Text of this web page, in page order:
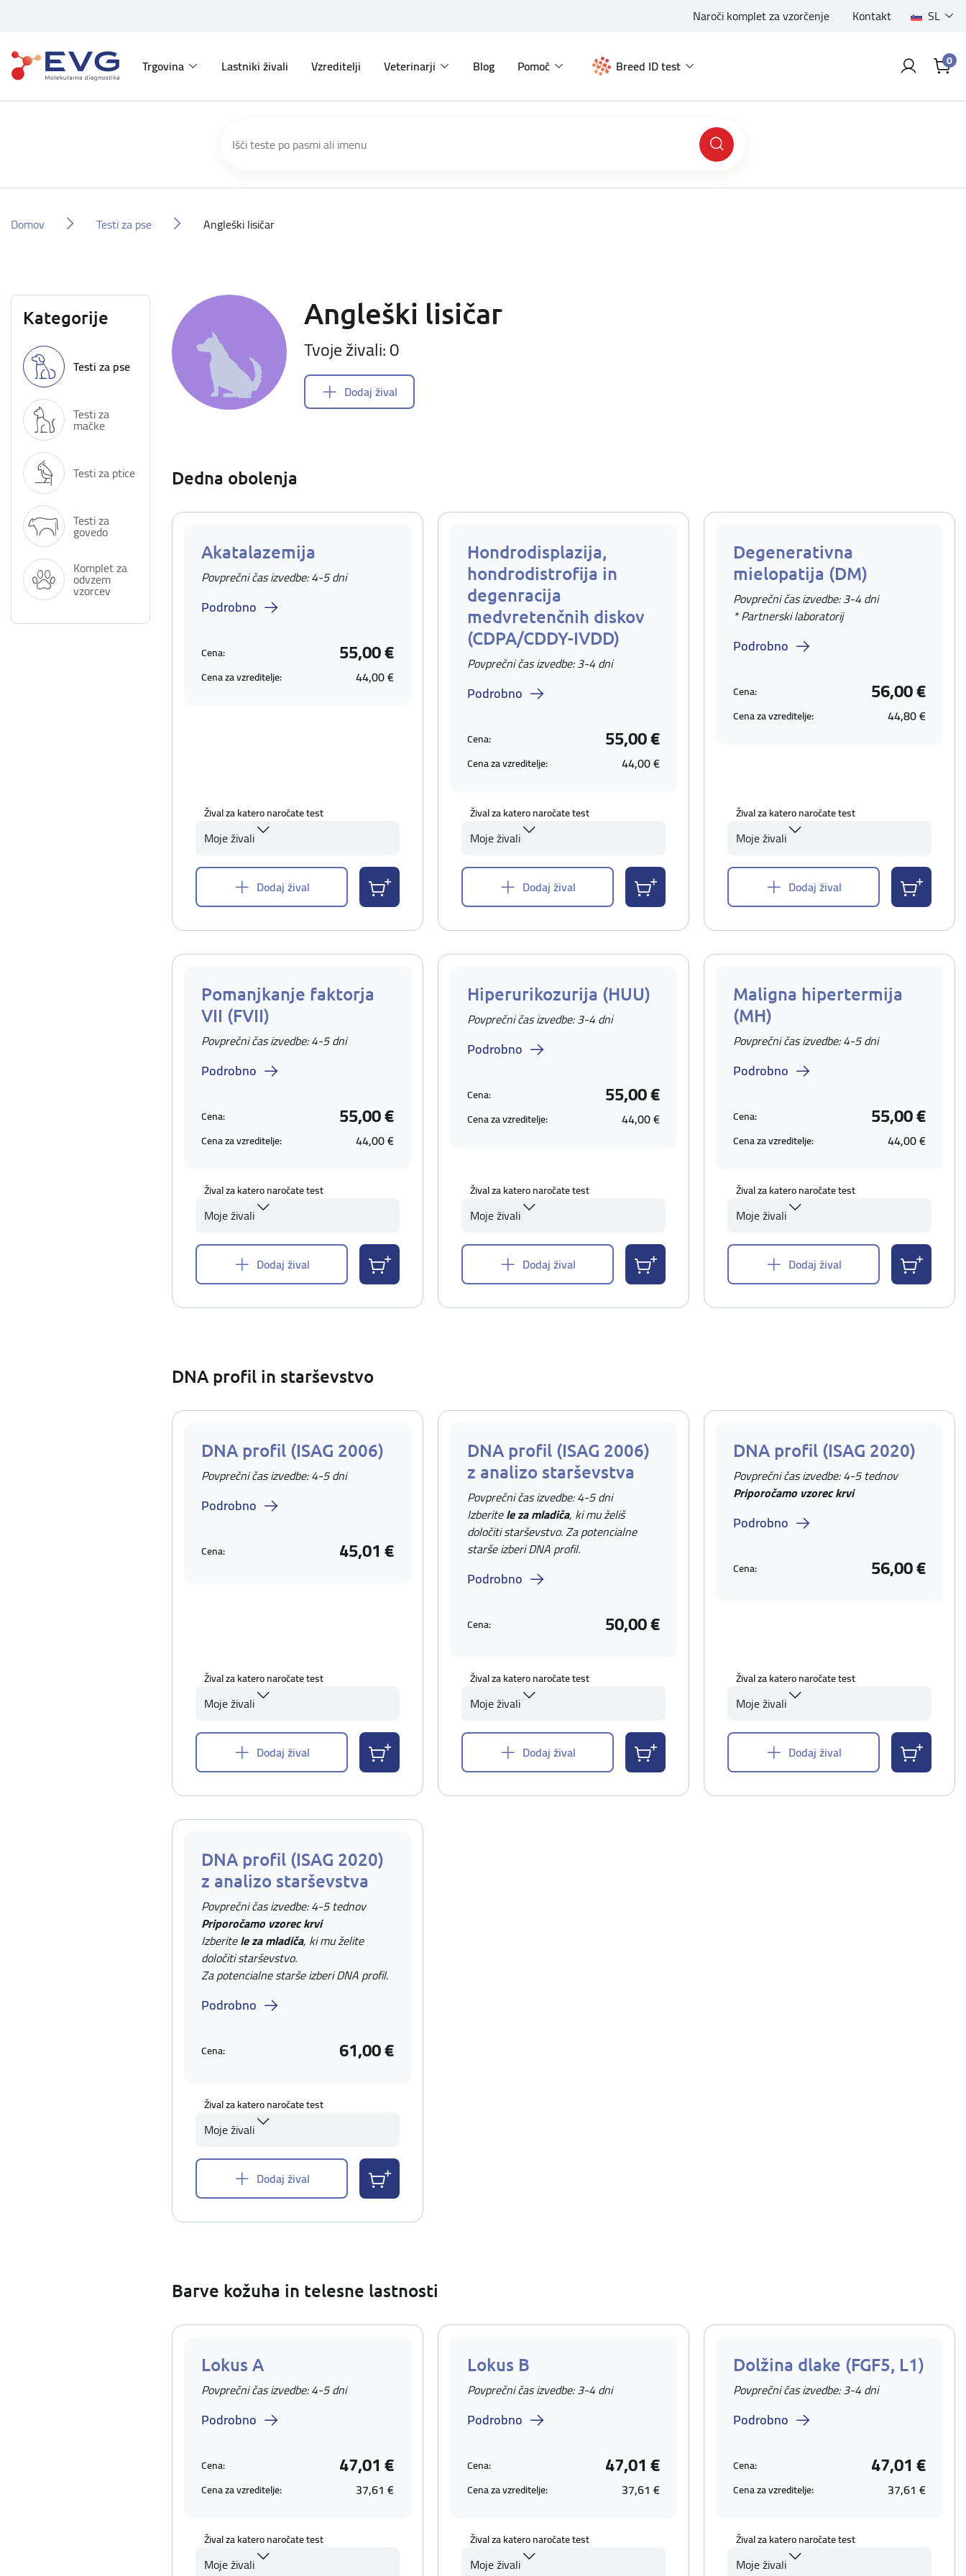
Naroči komplet za vzorčenje Kontakt SL
Trgovina Lastniki živali Vzreditelji Veterinarji Blog Pomoč Breed ID test 0
Domov Testi za pse Angleški lisičar
Kategorije
Testi za pse
Testi za
mačke
Testi za ptice
Testi za
govedo
Komplet za
odvzem
vzorcev
Angleški lisičar
Tvoje živali: 0
Dodaj žival
Dedna obolenja
Akatalazemija
Povprečni čas izvedbe: 4-5 dni
Podrobno
Cena: 55,00 €
Cena za vzreditelje: 44,00 €
Žival za katero naročate test
Moje živali
Dodaj žival
Hondrodisplazija,
hondrodistrofija in
degenracija
medvretenčnih diskov
(CDPA/CDDY-IVDD)
Povprečni čas izvedbe: 3-4 dni
Podrobno
Cena: 55,00 €
Cena za vzreditelje: 44,00 €
Žival za katero naročate test
Moje živali
Dodaj žival
Degenerativna
mielopatija (DM)
Povprečni čas izvedbe: 3-4 dni
* Partnerski laboratorij
Podrobno
Cena: 56,00 €
Cena za vzreditelje: 44,80 €
Žival za katero naročate test
Moje živali
Dodaj žival
Pomanjkanje faktorja
VII (FVII)
Povprečni čas izvedbe: 4-5 dni
Podrobno
Cena: 55,00 €
Cena za vzreditelje: 44,00 €
Žival za katero naročate test
Moje živali
Dodaj žival
Hiperurikozurija (HUU)
Povprečni čas izvedbe: 3-4 dni
Podrobno
Cena: 55,00 €
Cena za vzreditelje: 44,00 €
Žival za katero naročate test
Moje živali
Dodaj žival
Maligna hipertermija
(MH)
Povprečni čas izvedbe: 4-5 dni
Podrobno
Cena: 55,00 €
Cena za vzreditelje: 44,00 €
Žival za katero naročate test
Moje živali
Dodaj žival
DNA profil in starševstvo
DNA profil (ISAG 2006)
Povprečni čas izvedbe: 4-5 dni
Podrobno
Cena: 45,01 €
Žival za katero naročate test
Moje živali
Dodaj žival
DNA profil (ISAG 2006)
z analizo starševstva
Povprečni čas izvedbe: 4-5 dni
Izberitele za mladiča, ki mu želiš
določiti starševstvo. Za potencialne
starše izberi DNA profil.
Podrobno
Cena: 50,00 €
Žival za katero naročate test
Moje živali
Dodaj žival
DNA profil (ISAG 2020)
Povprečni čas izvedbe: 4-5 tednov
Priporočamo vzorec krvi
Podrobno
Cena: 56,00 €
Žival za katero naročate test
Moje živali
Dodaj žival
DNA profil (ISAG 2020)
z analizo starševstva
Povprečni čas izvedbe: 4-5 tednov
Priporočamo vzorec krvi
Izberitele za mladiča, ki mu želite
določiti starševstvo.
Za potencialne starše izberi DNA profil.
Podrobno
Cena: 61,00 €
Žival za katero naročate test
Moje živali
Dodaj žival
Barve kožuha in telesne lastnosti
Lokus A
Povprečni čas izvedbe: 4-5 dni
Podrobno
Cena: 47,01 €
Cena za vzreditelje: 37,61 €
Žival za katero naročate test
Moje živali
Lokus B
Povprečni čas izvedbe: 3-4 dni
Podrobno
Cena: 47,01 €
Cena za vzreditelje: 37,61 €
Žival za katero naročate test
Moje živali
Dolžina dlake (FGF5, L1)
Povprečni čas izvedbe: 3-4 dni
Podrobno
Cena: 47,01 €
Cena za vzreditelje: 37,61 €
Žival za katero naročate test
Moje živali